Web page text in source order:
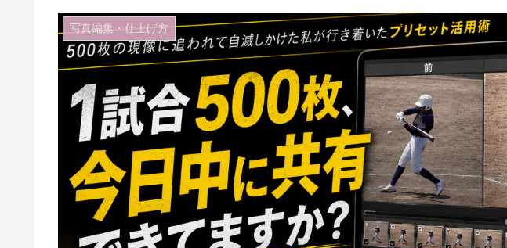
写真編集・仕上げ方